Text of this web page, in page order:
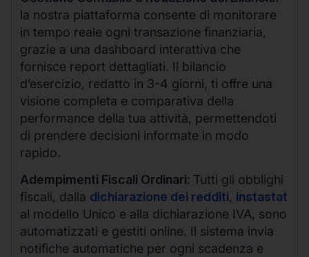
la nostra piattaforma consente di monitorare
in tempo reale ogni transazione finanziaria,
grazie a una dashboard interattiva che
fornisce report dettagliati. Il bilancio
d’esercizio, redatto in 3-4 giorni, ti offre una
visione completa e comparativa della
performance della tua attività, permettendoti
di prendere decisioni informate in modo
rapido.
Adempimenti Fiscali Ordinari: Tutti gli obblighi
fiscali, dalla dichiarazione dei redditi, instastat
al modello Unico e alla dichiarazione IVA, sono
automatizzati e gestiti online. Il sistema invia
notifiche automatiche per ogni scadenza e